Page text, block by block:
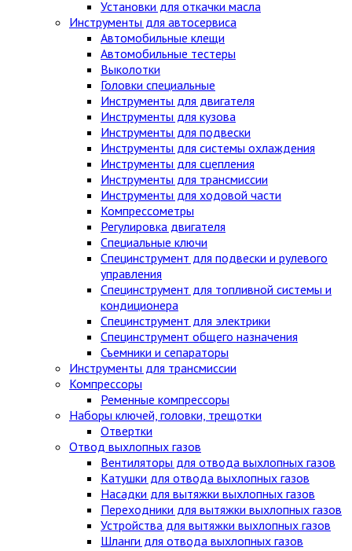
Установки для откачки масла
Инструменты для автосервиса
Автомобильные клещи
Автомобильные тестеры
Выколотки
Головки специальные
Инструменты для двигателя
Инструменты для кузова
Инструменты для подвески
Инструменты для системы охлаждения
Инструменты для сцепления
Инструменты для трансмиссии
Инструменты для ходовой части
Компрессометры
Регулировка двигателя
Специальные ключи
Специнструмент для подвески и рулевого
управления
Специнструмент для топливной системы и
кондиционера
Специнструмент для электрики
Специнструмент общего назначения
Съемники и сепараторы
Инструменты для трансмиссии
Компрессоры
Ременные компрессоры
Наборы ключей, головки, трещотки
Отвертки
Отвод выхлопных газов
Вентиляторы для отвода выхлопных газов
Катушки для отвода выхлопных газов
Насадки для вытяжки выхлопных газов
Переходники для вытяжки выхлопных газов
Устройства для вытяжки выхлопных газов
Шланги для отвода выхлопных газов